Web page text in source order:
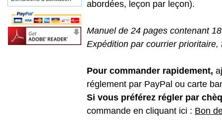
abordées, leçon par leçon).
Manuel de 24 pages contenant
Expédition par courrier prioritaire,
Pour commander rapidement,
réglement par PayPal ou carte
Si vous préférez régler par
commande en cliquant ici : Bon